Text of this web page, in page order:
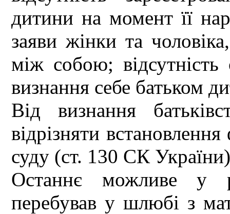
дитини на момент її
заяви жінки та
між собою; відсутність
визнання себе батьком
Від визнання
відрізняти
суду (ст. 130 СК
Останнє можливе у
перебував у шлюбі з